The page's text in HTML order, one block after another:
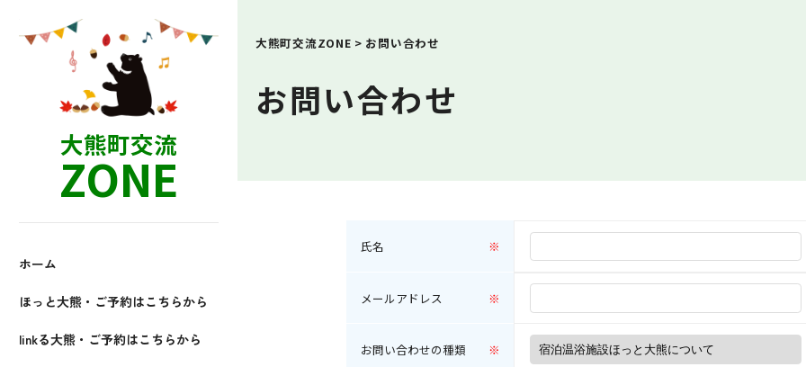
大熊町交流
ZONE
ホーム
ほっと大熊・ご予約はこちらから
linkる大熊・ご予約はこちらから
大熊町交流ZONE > お問い合わせ
お問い合わせ
氏名 ※
メールアドレス ※
お問い合わせの種類 ※